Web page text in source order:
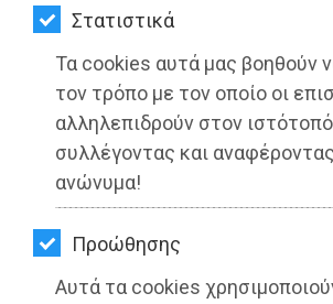
Στατιστικά
Τα cookies αυτά μας βοηθούν
τον τρόπο με τον οποίο οι
αλληλεπιδρούν στον
συλλέγοντας και
ανώνυμα!
Προώθησης
Αυτά τα cookies
LIFESTYLE
ΤΑΞΙΔΙΑ
ΕΞΟΔΟΣ
ΠΕΡΙΒΑΛΛΟΝ
ΚΑΤΟΙΚΙΔΙΟ
ΑΓΓΕΛΙΕΣ